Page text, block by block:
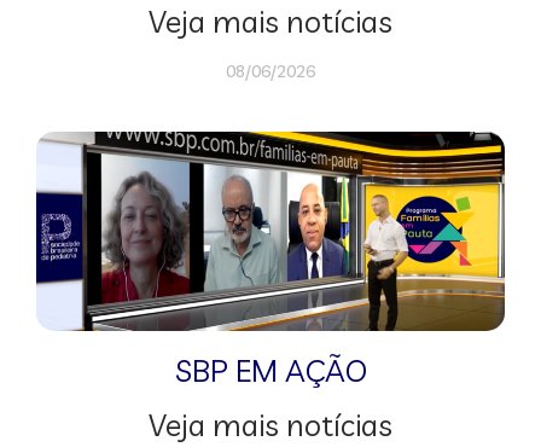
Veja mais notícias
08/06/2026
SBP EM AÇÃO
Veja mais notícias